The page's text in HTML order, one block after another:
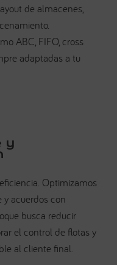
de almacenes,
ABC, FIFO, cross
adaptadas a tu
y
Optimizamos
y acuerdos con
busca reducir
el control de flotas y
al cliente final.